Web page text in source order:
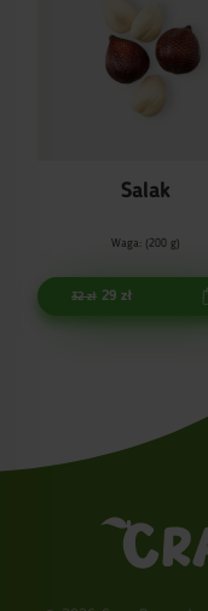
Salak
Waga: (200 g)
32 zł 29 zł